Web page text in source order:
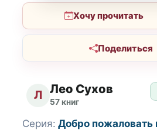
Хочу прочитать
Поделиться
Л Лео Сухов
57 книг
Серия: Добро пожаловать